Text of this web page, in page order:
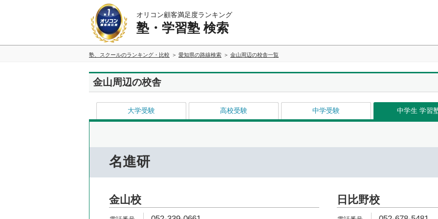
オリコン顧客満足度ランキング
塾・学習塾 検索
塾、スクールのランキング・比較 愛知県の路線検索 金山周辺の校舎一覧
金山周辺の校舎
大学受験 高校受験 中学受験 中学生 学習
名進研
金山校 日比野校